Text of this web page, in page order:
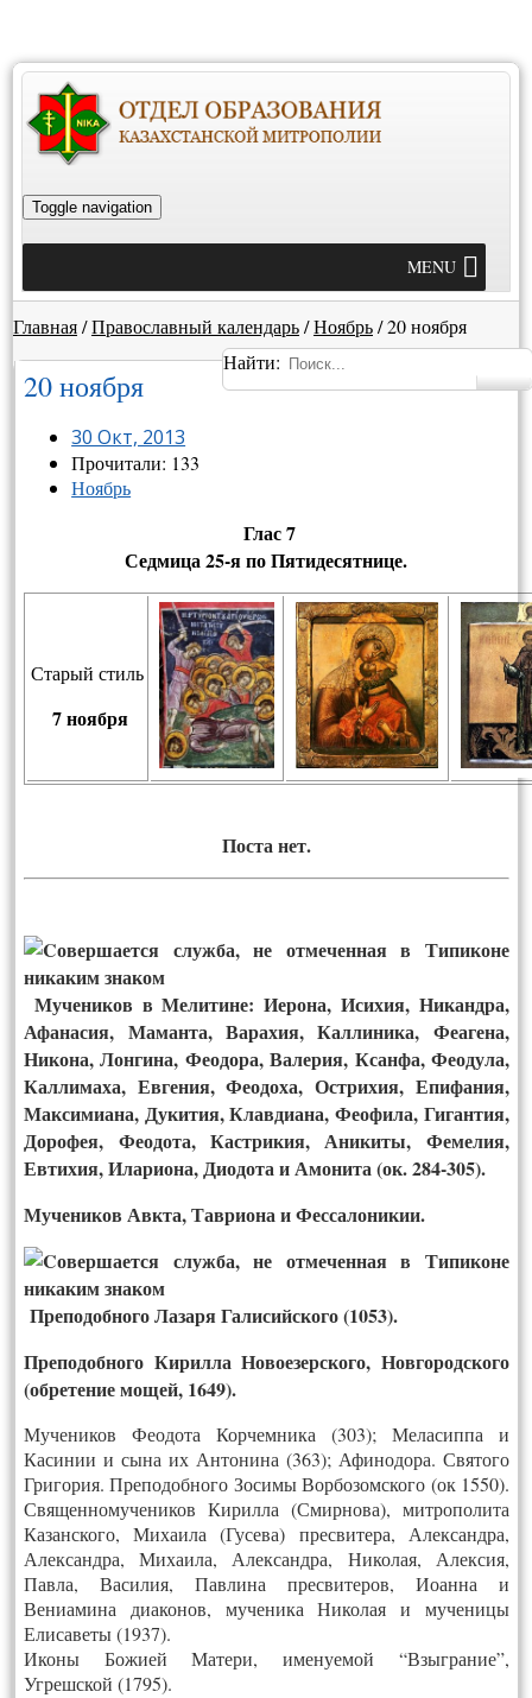
Toggle navigation
MENU
Главная/Православный календарь/Ноябрь/20 ноября
Найти:
20 ноября
30 Окт, 2013
Прочитали: 133
Ноябрь
Глас 7
Сед­ми­ца25-я по Пятидесятнице.
Старый стиль
7 ноября
Поста нет.
Мучеников в Мелитине: Иерона, Исихия, Никандра,
Афанасия, Маманта, Варахия, Каллиника, Феагена,
Никона, Лонгина, Феодора, Валерия, Ксанфа, Феодула,
Каллимаха, Евгения, Феодоха, Острихия, Епифания,
Максимиана, Дукития, Клавдиана, Феофила, Гигантия,
Дорофея, Феодота, Кастрикия, Аникиты, Фемелия,
Евтихия, Илариона, Диодота и Амонита (ок. 284-305).
Мучеников Авкта, Тавриона и Фессалоникии.
Преподобного Лазаря Галисийского (1053).
Преподобного Кирилла Новоезерского, Новгородского
(обретение мощей, 1649).
Мучеников Феодота Корчемника (303); Меласиппа и
Касинии и сына их Антонина (363); Афинодора. Святого
Григория. Преподобного Зосимы Ворбозомского (ок 1550).
Священномучеников Кирилла (Смирнова), митрополита
Казанского, Михаила (Гусева) пресвитера, Александра,
Александра, Михаила, Александра, Николая, Алексия,
Павла, Василия, Павлина пресвитеров, Иоанна и
Вениамина диаконов, мученика Николая и мученицы
Елисаветы (1937).
Иконы Божией Матери, именуемой “Взыграние”,
Угрешской (1795).